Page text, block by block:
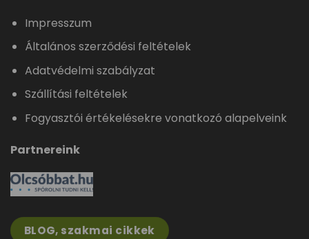
Impresszum
Általános szerződési feltételek
Adatvédelmi szabályzat
Szállítási feltételek
Fogyasztói értékelésekre vonatkozó alapelveink
Partnereink
BLOG, szakmai cikkek